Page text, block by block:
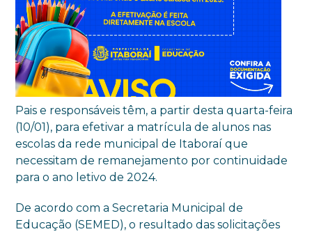
Pais e responsáveis têm, a partir desta quarta-feira
(10/01), para efetivar a matrícula de alunos nas
escolas da rede municipal de Itaboraí que
necessitam de remanejamento por continuidade
para o ano letivo de 2024.
De acordo com a Secretaria Municipal de
Educação (SEMED), o resultado das solicitações